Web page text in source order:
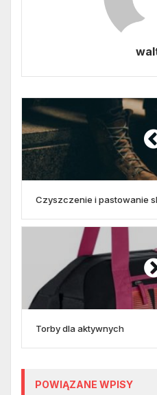
Czyszczenie i pastowanie
Torby dla aktywnych
POWIĄZANE WPISY